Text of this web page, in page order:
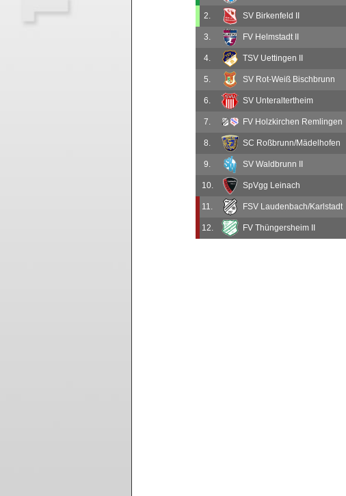
2. SV Birkenfeld II
3. FV Helmstadt II
4. TSV Uettingen II
5. SV Rot-Weiß Bischbrunn
6. SV Unteraltertheim
7. FV Holzkirchen Remlingen
8. SC Roßbrunn/Mädelhofen
9. SV Waldbrunn II
10. SpVgg Leinach
11. FSV Laudenbach/Karlstadt
12. FV Thüngersheim II